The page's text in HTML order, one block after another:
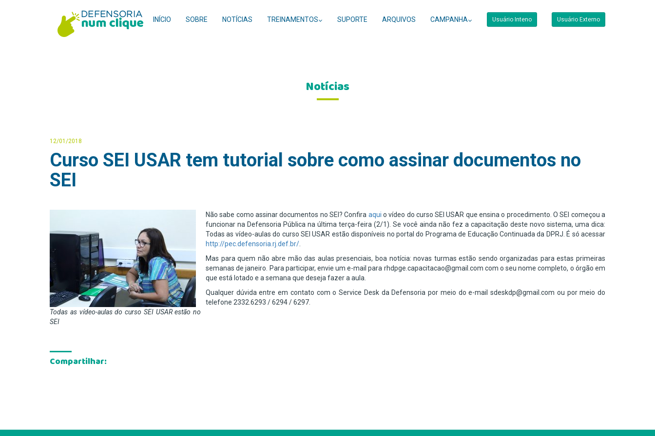
Usuário Inteno Usuário Externo
INÍCIO SOBRE NOTÍCIAS TREINAMENTOS SUPORTE ARQUIVOS CAMPANHA
Notícias
12/01/2018
Curso SEI USAR tem tutorial sobre como assinar documentos no
SEI
Todas as vídeo-aulas do curso SEI USAR estão no
SEI
Não sabe como assinar documentos no SEI? Confira aqui o vídeo do curso SEI USAR que ensina o procedimento. O SEI começou a
funcionar na Defensoria Pública na última terça-feira (2/1). Se você ainda não fez a capacitação deste novo sistema, uma dica:
Todas as vídeo-aulas do curso SEI USAR estão disponíveis no portal do Programa de Educação Continuada da DPRJ. É só acessar
http://pec.defensoria.rj.def.br/
Mas para quem não abre mão das aulas presenciais, boa notícia: novas turmas estão sendo organizadas para estas primeiras
semanas de janeiro. Para participar, envie um e-mail para rhdpge.capacitacao@gmail.com com o seu nome completo, o órgão em
que está lotado e a semana que deseja fazer a aula.
Qualquer dúvida entre em contato com o Service Desk da Defensoria por meio do e-mail sdeskdp@gmail.com ou por meio do
telefone 2332.6293 / 6294 / 6297.
Compartilhar: